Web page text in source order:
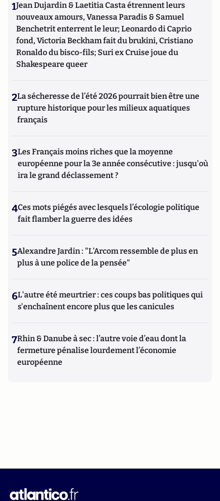
1Jean Dujardin & Laetitia Casta étrennent leurs
nouveaux amours, Vanessa Paradis & Samuel
Benchetrit enterrent le leur; Leonardo di Caprio
fond, Victoria Beckham fait du brukini, Cristiano
Ronaldo du bisco-fils; Suri ex Cruise joue du
Shakespeare queer
2La sécheresse de l’été 2026 pourrait bien être une
rupture historique pour les milieux aquatiques
français
3Les Français moins riches que la moyenne
européenne pour la 3e année consécutive : jusqu'où
ira le grand déclassement ?
4Ces mots piégés avec lesquels l’écologie politique
fait flamber la guerre des idées
5Alexandre Jardin : "L'Arcom ressemble de plus en
plus à une police de la pensée"
6L'autre été meurtrier : ces coups bas politiques qui
s'enchaînent encore plus que les canicules
7Rhin & Danube à sec : l’autre voie d’eau dont la
fermeture pénalise lourdement l’économie
européenne